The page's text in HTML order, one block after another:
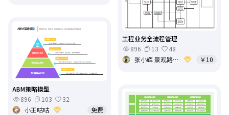
工程业务全流程管理
896
13
48
张小辉 景观路灯亮化设计产品施工
￥10
ABM策略模型
896
103
32
小王咕咕
免费